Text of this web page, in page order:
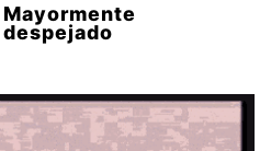
Mayormente
despejado